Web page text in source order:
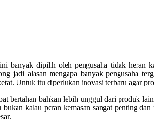
banyak dipilih oleh pengusaha tidak heran
jadi alasan mengapa banyak pengusaha
Untuk itu diperlukan inovasi terbaru agar
bertahan bahkan lebih unggul dari produk
kalau peran kemasan sangat penting